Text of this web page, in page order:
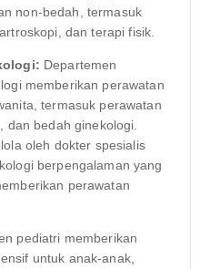
non-bedah, termasuk
dan terapi fisik.
Departemen
memberikan perawatan
termasuk perawatan
dan bedah ginekologi.
oleh dokter spesialis
berpengalaman yang
perawatan
pediatri memberikan
untuk anak-anak,